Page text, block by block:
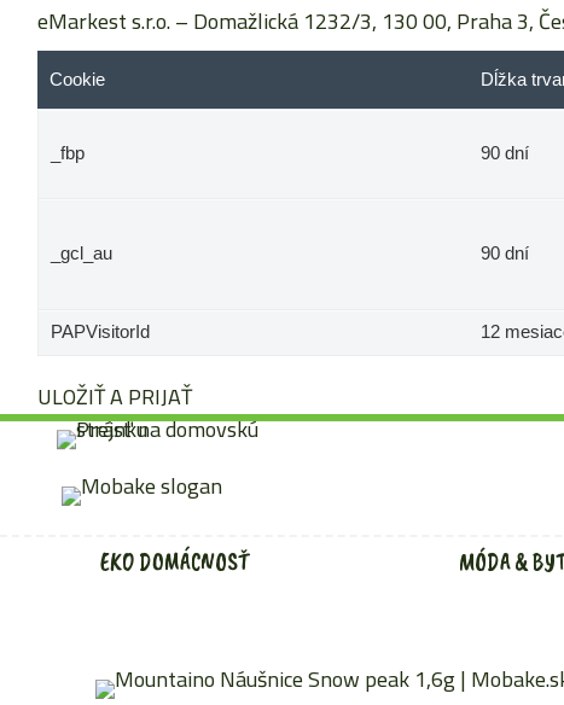
Preskočiť
EKO DOMÁCNOSŤ MÓDA &
eMarkest s.r.o.– Domažlická 1232/3, 130 00, Praha 3,
Cookie Dĺžka
_fbp 90 dní
_gcl_au 90 dní
PAPVisitorId 12
ULOŽIŤ A PRIJAŤ